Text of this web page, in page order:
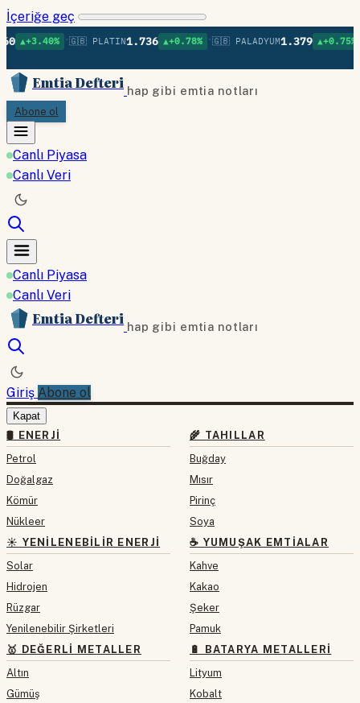
İçeriğe geç
• 🇬🇧 PLATIN1.736 ▲+0.78% • 🇬🇧 PALADYUM1.379 ▲+0.75% • 🇬🇧
Emtia Defteri hap gibi emtia notları
Abone ol
Canlı Piyasa
Canlı Veri
Canlı Piyasa
Canlı Veri
Emtia Defteri hap gibi emtia notları
Giriş Abone ol
Kapat
🛢 ENERJI
Petrol
Doğalgaz
Kömür
Nükleer
☀️ YENILENEBILIR ENERJI
Solar
Hidrojen
Rüzgar
Yenilenebilir Şirketleri
🥇 DEĞERLI METALLER
Altın
Gümüş
🌾 TAHILLAR
Buğday
Mısır
Pirinç
Soya
☕ YUMUŞAK EMTIALAR
Kahve
Kakao
Şeker
Pamuk
🔋 BATARYA METALLERI
Lityum
Kobalt